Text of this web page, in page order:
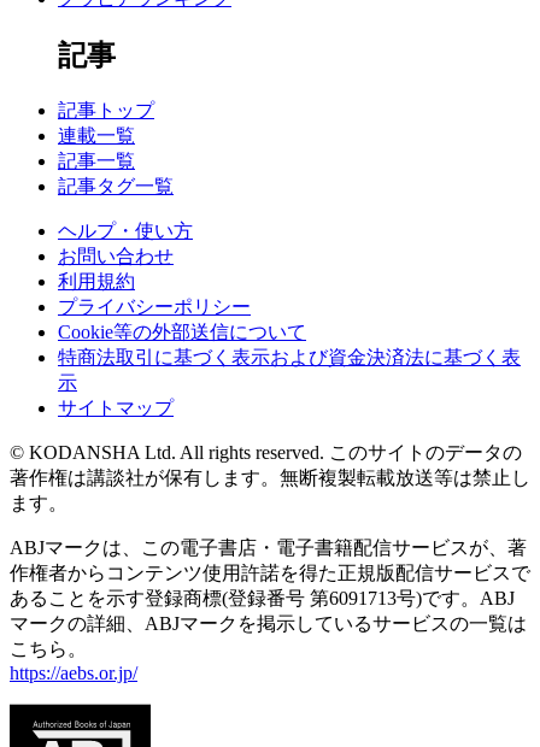
記事
記事トップ
連載一覧
記事一覧
記事タグ一覧
ヘルプ・使い方
お問い合わせ
利用規約
プライバシーポリシー
Cookie等の外部送信について
特商法取引に基づく表示および資金決済法に基づく表
示
サイトマップ
© KODANSHA Ltd. All rights reserved. このサイトのデータの
著作権は講談社が保有します。無断複製転載放送等は禁止し
ます。
ABJマークは、この電子書店・電子書籍配信サービスが、著
作権者からコンテンツ使用許諾を得た正規版配信サービスで
あることを示す登録商標(登録番号 第6091713号)です。ABJ
マークの詳細、ABJマークを掲示しているサービスの一覧は
こちら。
https://aebs.or.jp/